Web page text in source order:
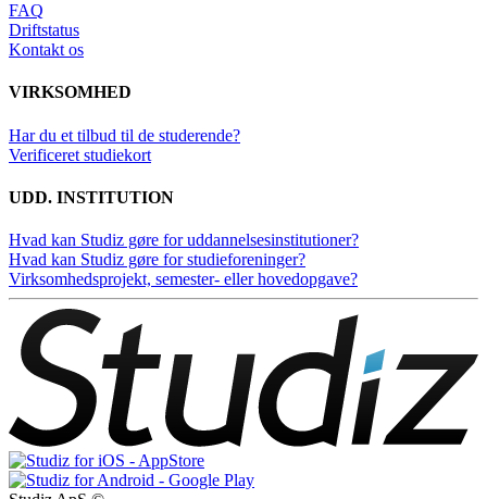
FAQ
Driftstatus
Kontakt os
VIRKSOMHED
Har du et tilbud til de studerende?
Verificeret studiekort
UDD. INSTITUTION
Hvad kan Studiz gøre for uddannelsesinstitutioner?
Hvad kan Studiz gøre for studieforeninger?
Virksomhedsprojekt, semester- eller hovedopgave?